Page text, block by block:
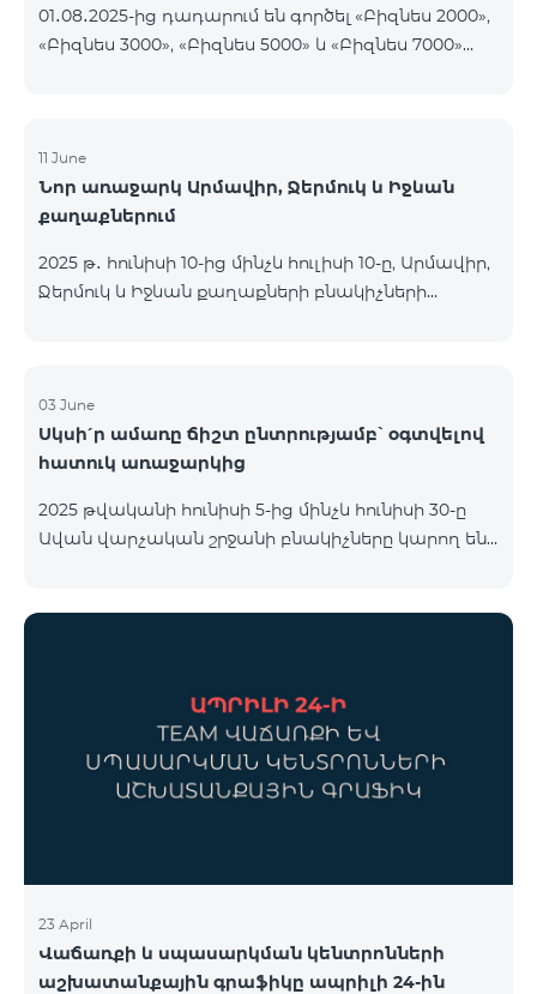
01․08․2025-ից դադարում են գործել «Բիզնես 2000»,
«Բիզնես 3000», «Բիզնես 5000» և «Բիզնես 7000»
ստորև ներկայացված աղյուսակի․ Հին
սակագնային փաթեթ Նոր սակագնային փաթեթ
Բիզնես 2000 PRO 1900 Բիզնես 3000 Pro Special 1
11 June
Նոր առաջարկ Արմավիր, Ջերմուկ և Իջևան
քաղաքներում
2025 թ․ հունիսի 10-ից մինչև հուլիսի 10-ը, Արմավիր,
Ջերմուկ և Իջևան քաղաքների բնակիչների
9900 Regional Ակցիայի շրջանակում
առաջարկվում է 50% զեղչ առաջին 6 ամիսների
համար, 12 ամիս բաժանորդագրության դեպքում։
ներառումներին մանրամասն ծանոթանալու
համար կարող եք անցնել հետևյալ հղմամբ՝
է մինչև 1
03 June
Սկսի՛ր ամառը ճիշտ ընտրությամբ՝ օգտվելով
հատուկ առաջարկից
2025 թվականի հունիսի 5-ից մինչև հունիսի 30-ը
Ավան վարչական շրջանի բնակիչները կարող են
50% զեղչ, Հաջորդ 6 ամիսների ընթացքում՝ 25%
ներառումներին մանրամասն ծանոթանալու
համար կարող եք անցնել հետևյալ հղմամբ՝
23 April
Վաճառքի և սպասարկման կենտրոնների
աշխատանքային գրաֆիկը ապրիլի 24-ին